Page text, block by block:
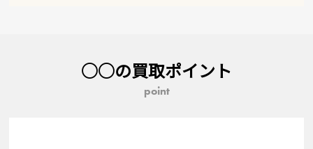
○○の買取ポイント
point